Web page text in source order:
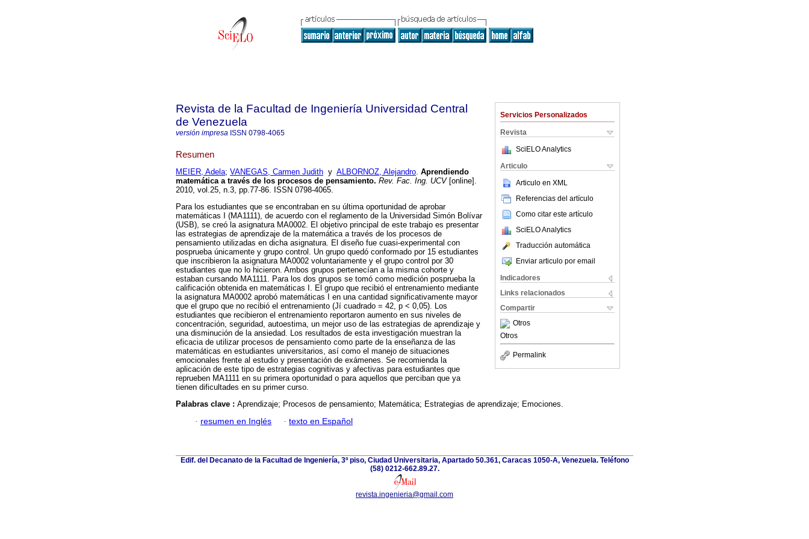
Servicios Personalizados
Revista
SciELO Analytics
Articulo
Articulo en XML
Referencias del artículo
Como citar este artículo
SciELO Analytics
Traducción automática
Enviar articulo por email
Indicadores
Links relacionados
Compartir
Otros
Otros
Permalink
Revista de la Facultad de Ingeniería Universidad Central
de Venezuela
versión impresa ISSN 0798-4065
Resumen
MEIER, Adela; VANEGAS, Carmen Judith y ALBORNOZ, Alejandro. Aprendiendo
matemática a través de los procesos de pensamiento. Rev. Fac. Ing. UCV[online].
2010, vol.25, n.3, pp.77-86. ISSN 0798-4065.
Para los estudiantes que se encontraban en su última oportunidad de aprobar
matemáticas I (MA1111), de acuerdo con el reglamento de la Universidad Simón Bolívar
(USB), se creó la asignatura MA0002. El objetivo principal de este trabajo es presentar
las estrategias de aprendizaje de la matemática a través de los procesos de
pensamiento utilizadas en dicha asignatura. El diseño fue cuasi-experimental con
posprueba únicamente y grupo control. Un grupo quedó conformado por 15 estudiantes
que inscribieron la asignatura MA0002 voluntariamente y el grupo control por 30
estudiantes que no lo hicieron. Ambos grupos pertenecían a la misma cohorte y
estaban cursando MA1111. Para los dos grupos se tomó como medición posprueba la
calificación obtenida en matemáticas I. El grupo que recibió el entrenamiento mediante
la asignatura MA0002 aprobó matemáticas I en una cantidad significativamente mayor
que el grupo que no recibió el entrenamiento (Jí cuadrado = 42, p < 0,05). Los
estudiantes que recibieron el entrenamiento reportaron aumento en sus niveles de
concentración, seguridad, autoestima, un mejor uso de las estrategias de aprendizaje y
una disminución de la ansiedad. Los resultados de esta investigación muestran la
eficacia de utilizar procesos de pensamiento como parte de la enseñanza de las
matemáticas en estudiantes universitarios, así como el manejo de situaciones
emocionales frente al estudio y presentación de exámenes. Se recomienda la
aplicación de este tipo de estrategias cognitivas y afectivas para estudiantes que
reprueben MA1111 en su primera oportunidad o para aquellos que perciban que ya
tienen dificultades en su primer curso.
Palabras clave : Aprendizaje; Procesos de pensamiento; Matemática; Estrategias de aprendizaje; Emociones.
· resumen en Inglés · texto en Español
Edif. del Decanato de la Facultad de Ingeniería, 3º piso, Ciudad Universitaria, Apartado 50.361, Caracas 1050-A, Venezuela. Teléfono
(58) 0212-662.89.27.
revista.ingenieria@gmail.com